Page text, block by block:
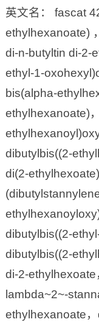
英文名： fascat
ethylhexanoate)
di-n-butyltin di-2-
ethyl-1-
bis(alpha-
ethylhexanoate)
dibutylbis((2-
di(2-
dibutylbis((2-
dibutylbis((2-
di-2-
lambda~2~-
ethylhexanoate